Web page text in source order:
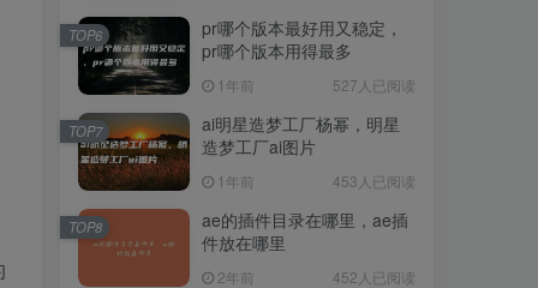
pr哪个版本最好用又稳定，
pr哪个版本用得最多
1年前 527人已阅读
TOP6
ai明星造梦工厂杨幂，明星
造梦工厂ai图片
1年前 453人已阅读
TOP7
ae的插件目录在哪里，ae插
件放在哪里
2年前 452人已阅读
TOP8